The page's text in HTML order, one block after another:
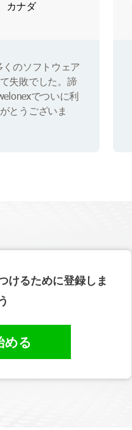
カナダ
のソフトウェア
失敗でした。諦
でついに利
とうございま
けるために登録しま
める